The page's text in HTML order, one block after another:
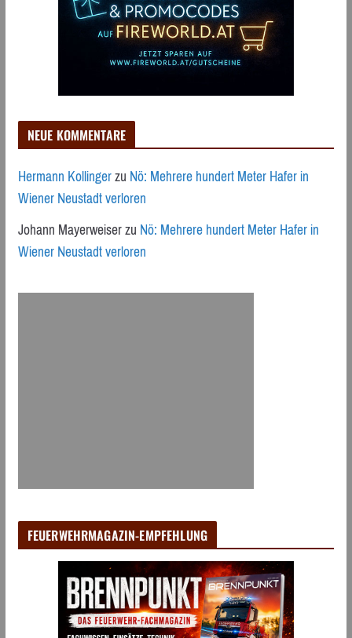
NEUE KOMMENTARE
Hermann KollingerzuNö: Mehrere hundert Meter Hafer in
Wiener Neustadt verloren
Johann MayerweiserzuNö: Mehrere hundert Meter Hafer in
Wiener Neustadt verloren
FEUERWEHRMAGAZIN-EMPFEHLUNG